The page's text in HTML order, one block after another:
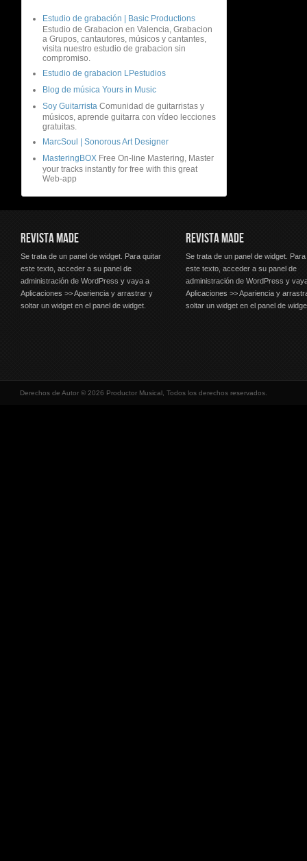
Estudio de grabación | Basic Productions
Estudio de Grabacion en Valencia, Grabacion
a Grupos, cantautores, músicos y cantantes,
visita nuestro estudio de grabacion sin
compromiso.
Estudio de grabacion LPestudios
Blog de música Yours in Music
Soy Guitarrista Comunidad de guitarristas y
músicos, aprende guitarra con vídeo lecciones
gratuitas.
MarcSoul | Sonorous Art Designer
MasteringBOX Free On-line Mastering, Master
your tracks instantly for free with this great
Web-app
REVISTA MADE
Se trata de un panel de widget. Para quitar
este texto, acceder a su panel de
administración de WordPress y vaya a
Aplicaciones >> Apariencia y arrastrar y
soltar un widget en el panel de widget.
REVISTA MADE
Se trata de un panel de widget.
este texto, acceder a su panel de
administración de WordPress y
Aplicaciones >> Apariencia y
soltar un widget en el panel de
Derechos de Autor © 2026 Productor Musical, Todos los derechos reservados.